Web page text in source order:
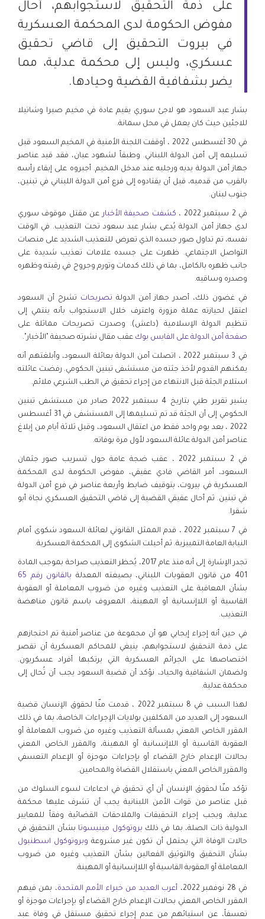
على ذمة التحقيق لاستجوابهم، أحال
مفوض الحكومة لدى المحكمة العسكرية
في بيروت التحقيق إلى قاضي تحقيق
عسكري، وليس إلى محكمة عدلية، مما
يضر بشفافية القضية وحيادها.
بشار عبد السعود هو لاجئ سوري يقيم عادة في مخيم صبرا وشاتيلا
للاجئين حيث كان يعمل في محل سمانة.
في 30 أغسطس 2022 ، أوقفت اللجنة الأمنية في المخيم السعود قبل
تسليمه إلى أمن الدولة اللبناني. وطبقاً لشهود عيان، فقد قيد عناصر
جهاز أمن الدولة يديه ورجليه عند مدخل المخيم. أجبروه على إبقاء رأسه
بالقرب من قدميه، قبل أن يقتادوه إلى فرع أمن الدولة اللبناني في تبنين،
جنوب لبنان.
في 2 سبتمبر 2022 ، كشفت صحيفة الأخبار عن مقتل موقوف سوري
لدى جهاز أمن الدولة يُدعى بشار عبد سعود تحت التعذيب. في الوقت
نفسه، تم تداول صور جسده الذي تعرض للتعذيب الشديد على منصات
التواصل الاجتماعي. ظهرت على جسده علامات تعذيب شديدة على
جانب ظهره بالكامل، بما في ذلك كدمات وتورم وجروح في رقبته وظهره
وصدره وساقيه.
في غضون ذلك، أصدر جهاز أمن الدولة تصريحات تشرح أن السعود
اعتقل لحيازته عملة مزورة واعترف خلال الاستجواب بأنه ينتمي إلى
تنظيم الدولة الإسلامية (داعش). وصدرت تصريحات مماثلة على
صفحة أمن الدولة على الفايس بوك عقب مقال نشرته صحيفة "الأخبار".
في 3 سبتمبر 2022 ، اتصلت أمن الدولة بعائلة السعود، وأبلغتهم أنه
يمكنهم القدوم لأخذ جثته من مستشفى تبنين الحكومي. رفضت عائلته
استلام الجثة قبل الانتهاء من إجراء تحقيق في الطب الشرعي ملائم.
يشير تقرير طبي بتاريخ 4 سبتمبر 2022 صادر من مستشفى تبنين
الحكومي إلى أن الجثة قد تم تسليمها إلى المستشفى في 31 أغسطس
2022 ، بعد يوم واحد فقط من اعتقال السعود، وقبل ثلاثة أيام من إبلاغ
عناصر أمن الدولة عائلة السعود لأول مرة بوفاته.
في 2 سبتمبر 2022 ، عقب ضجة عامة حول تسريب صور جثمان
السعود، أمر القاضي فادي عقيقي، مفوض الحكومة لدى المحكمة
العسكرية في بيروت، بتوقيف ضابط وأربعة عناصر في فرع أمن الدولة
في تبنين. ثم أحال عقيقي القضية إلى قاضي التحقيق العسكري نجاة أبو
شقرا.
في 7 سبتمبر 2022 ، قدم الممثل القانوني لعائلة السعود شكوى أمام
النيابة العامة التمييزية. ثم أحيلت الشكوى إلى المحكمة العسكرية.
تجدر الإشارة إلى أنه منذ عام 2017، يُحظر التعذيب صراحة بموجب المادة
401 من قانون العقوبات اللبناني، بصيغته المعدلة
بالقانون رقم 65
بشأن المعاقبة على التعذيب وغيره من ضروب المعاملة أو العقوبة
القاسية أو اللاإنسانية أو المهينة، المعروف باسم قانون مناهضة
التعذيب.
في حين أنه إجراء إيجابي هو أن مجموعة من عناصر أمنية تم احتجازهم
على ذمة التحقيق لاستجوابهم، ينبغي للمحاكم العسكرية أن تقصر
اختصاصها على الجرائم العسكرية التي يرتكبها أفراد عسكريون.
ولضمان الشفافية والحياد، نؤكد أن قضية السعود يجب أن تُحال إلى
محكمة عدلية.
لهذا السبب في 8 سبتمبر 2022 ، قدمت منّا لحقوق الإنسان قضية
السعود إلى العديد من المكلفين بولايات الإجراءات الخاصة، بما في ذلك
المقرر الخاص المعني بمسألة التعذيب وغيره من ضروب المعاملة أو
العقوبة القاسية أو اللاإنسانية أو المهينة، والمقرر الخاص المعني
بحالات الإعدام خارج القضاء أو بإجراءات موجزة أو الإعدام التعسفي
والمقرر الخاص المعني باستقلال القضاة والمحامين.
تؤكد منّا لحقوق الإنسان أن أي تحقيق في ادعاءات لسوء السلوك من
قبل عناصر من قوات الأمن اللبنانية يجب أن تشرف عليها محكمة
عدلية، ويجب إجراء التحقيقات والملاحقات القضائية وفقاً للمعايير
الدولية ذات الصلة، بما في ذلك بروتوكول مينيسوتا بشأن التحقيق في
حالات الوفاة التي يحتمل أن تكون غير مشروعة وبروتوكول اسطنبول
بشأن التحقيق والتوثيق الفعالين بشأن التعذيب وغيره من ضروب
المعاملة أو العقوبة القاسية أو اللاإنسانية أو المهينة.
في 28 نوفمبر 2022، أعرب العديد من خبراء الأمم المتحدة، بمن فيهم
المقرر الخاص المعني بحالات الإعدام خارج القضاء أو بإجراءات موجزة أو
تعسفاً، عن استيائهم من عدم إجراء تحقيق مستقل في وفاة عبد